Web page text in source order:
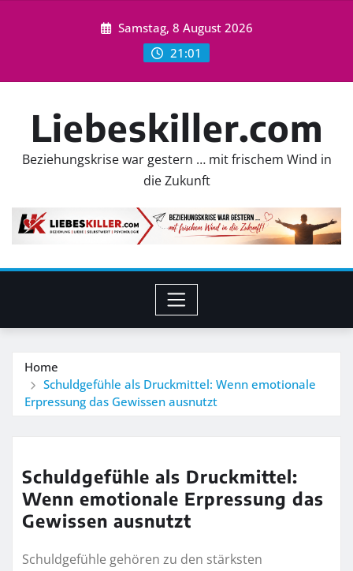
Samstag, 8 August 2026
21:01
Liebeskiller.com
Beziehungskrise war gestern … mit frischem Wind in
die Zukunft
Home
Schuldgefühle als Druckmittel: Wenn emotionale
Erpressung das Gewissen ausnutzt
Schuldgefühle als Druckmittel:
Wenn emotionale Erpressung das
Gewissen ausnutzt
Schuldgefühle gehören zu den stärksten